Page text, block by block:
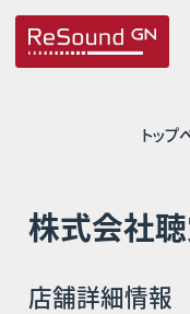
トップ
株式会社
店舗詳細情報